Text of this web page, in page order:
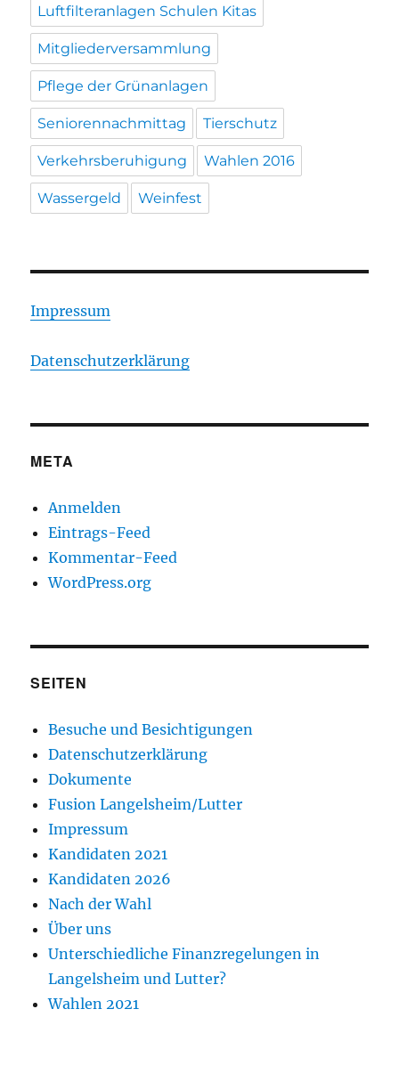
Luftfilteranlagen Schulen Kitas
Mitgliederversammlung
Pflege der Grünanlagen
Seniorennachmittag Tierschutz
Verkehrsberuhigung Wahlen 2016
Wassergeld Weinfest
Impressum
Datenschutzerklärung
META
Anmelden
Eintrags-Feed
Kommentar-Feed
WordPress.org
SEITEN
Besuche und Besichtigungen
Datenschutzerklärung
Dokumente
Fusion Langelsheim/Lutter
Impressum
Kandidaten 2021
Kandidaten 2026
Nach der Wahl
Über uns
Unterschiedliche Finanzregelungen in
Langelsheim und Lutter?
Wahlen 2021